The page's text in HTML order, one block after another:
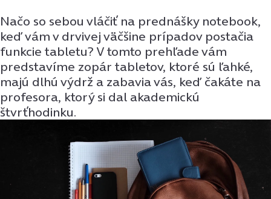
Načo so sebou vláčiť na prednášky notebook,
keď vám v drvivej väčšine prípadov postačia
funkcie tabletu? V tomto prehľade vám
predstavíme zopár tabletov, ktoré sú ľahké,
majú dlhú výdrž a zabavia vás, keď čakáte na
profesora, ktorý si dal akademickú
štvrťhodinku.